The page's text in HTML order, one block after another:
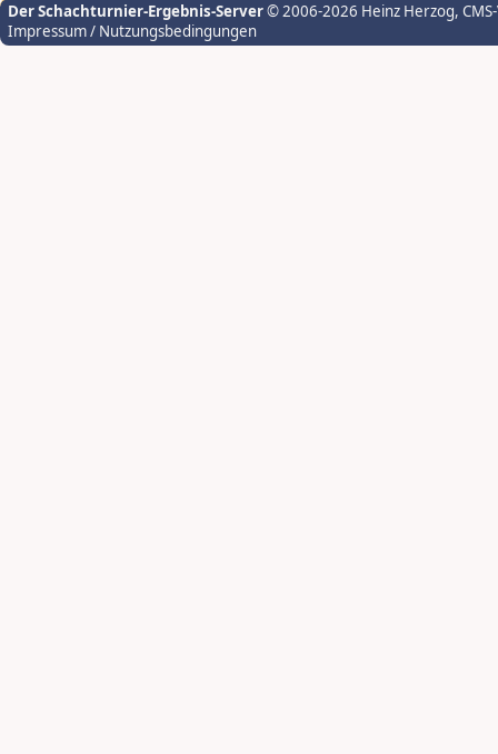
Der Schachturnier-Ergebnis-Server© 2006-2026 Heinz Herzog,
Impressum / Nutzungsbedingungen